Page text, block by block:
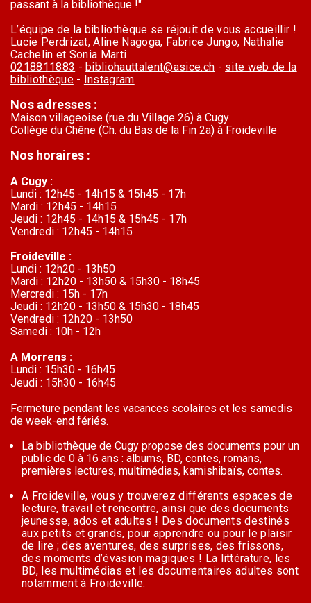
passant à la bibliothèque !"
L’équipe de la bibliothèque se réjouit de vous accueillir !
Lucie Perdrizat, Aline Nagoga, Fabrice Jungo, Nathalie
Cachelin et Sonia Marti
0218811883 - bibliohauttalent@asice.ch - site web de la
bibliothèque- Instagram
Nos adresses :
Maison villageoise (rue du Village 26) à Cugy
Collège du Chêne (Ch. du Bas de la Fin 2a) à Froideville
Nos horaires :
A Cugy :
Lundi : 12h45 - 14h15 & 15h45 - 17h
Mardi : 12h45 - 14h15
Jeudi : 12h45 - 14h15 & 15h45 - 17h
Vendredi : 12h45 - 14h15
Froideville :
Lundi : 12h20 - 13h50
Mardi : 12h20 - 13h50 & 15h30 - 18h45
Mercredi : 15h - 17h
Jeudi : 12h20 - 13h50 & 15h30 - 18h45
Vendredi : 12h20 - 13h50
Samedi : 10h - 12h
A Morrens :
Lundi : 15h30 - 16h45
Jeudi : 15h30 - 16h45
Fermeture pendant les vacances scolaires et les samedis
de week-end fériés.
La bibliothèque de Cugy propose des documents pour un
public de 0 à 16 ans : albums, BD, contes, romans,
premières lectures, multimédias, kamishibaïs, contes.
A Froideville, vous y trouverez différents espaces de
lecture, travail et rencontre, ainsi que des documents
jeunesse, ados et adultes ! Des documents destinés
aux petits et grands, pour apprendre ou pour le plaisir
de lire ; des aventures, des surprises, des frissons,
des moments d’évasion magiques ! La littérature, les
BD, les multimédias et les documentaires adultes sont
notamment à Froideville.